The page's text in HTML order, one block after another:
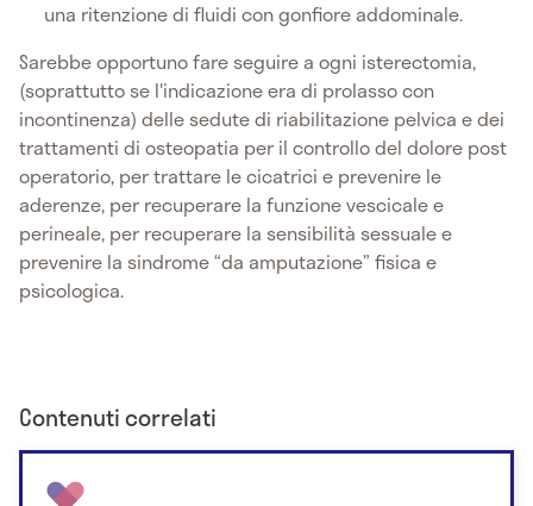
una ritenzione di fluidi con gonfiore addominale.
Sarebbe opportuno fare seguire a ogni isterectomia,
(soprattutto se l'indicazione era di prolasso con
incontinenza) delle sedute di riabilitazione pelvica e dei
trattamenti di osteopatia per il controllo del dolore post
operatorio, per trattare le cicatrici e prevenire le
aderenze, per recuperare la funzione vescicale e
perineale, per recuperare la sensibilità sessuale e
prevenire la sindrome “da amputazione” fisica e
psicologica.
Contenuti correlati